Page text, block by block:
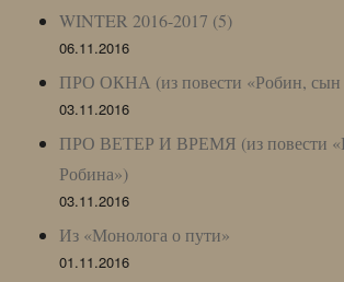
WINTER 2016-2017 (5)
06.11.2016
ПРО ОКНА (из повести «Робин, сын
03.11.2016
ПРО ВЕТЕР И ВРЕМЯ (из повести
Робина»)
03.11.2016
Из «Монолога о пути»
01.11.2016